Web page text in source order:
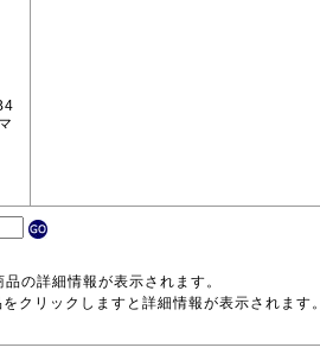
の詳細情報が表示されます。
クリックしますと詳細情報が表示されます。